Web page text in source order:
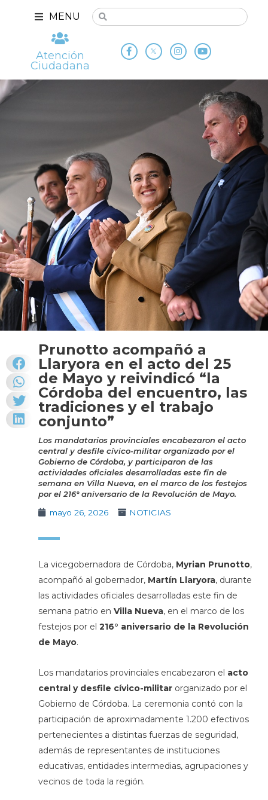
MENU
Atención
Ciudadana
Prunotto acompañó a
Llaryora en el acto del 25
de Mayo y reivindicó “la
Córdoba del encuentro, las
tradiciones y el trabajo
conjunto”
Los mandatarios provinciales encabezaron el acto
central y desfile cívico-militar organizado por el
Gobierno de Córdoba, y participaron de las
actividades oficiales desarrolladas este fin de
semana en Villa Nueva, en el marco de los festejos
por el 216° aniversario de la Revolución de Mayo.
mayo 26, 2026
NOTICIAS
La vicegobernadora de Córdoba, Myrian Prunotto,
acompañó al gobernador, Martín Llaryora, durante
las actividades oficiales desarrolladas este fin de
semana patrio en Villa Nueva, en el marco de los
festejos por el 216° aniversario de la Revolución
de Mayo.
Los mandatarios provinciales encabezaron el acto
central y desfile cívico-militarorganizado por el
Gobierno de Córdoba. La ceremonia contó con la
participación de aproximadamente 1.200 efectivos
pertenecientes a distintas fuerzas de seguridad,
además de representantes de instituciones
educativas, entidades intermedias, agrupaciones y
vecinos de toda la región.